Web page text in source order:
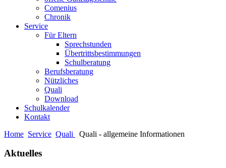
Comenius
Chronik
Service
Für Eltern
Sprechstunden
Übertrittsbestimmungen
Schulberatung
Berufsberatung
Nützliches
Quali
Download
Schulkalender
Kontakt
Home Service Quali Quali - allgemeine Informationen
Aktuelles